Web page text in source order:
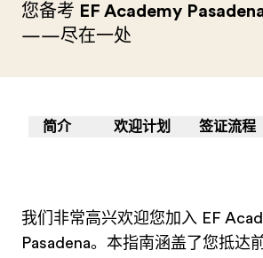
您备考 EF Academy
——尽在一处
简介 欢迎计划 签证流程
我们非常高兴欢迎您加入 EF
Pasadena。本指南涵盖了您抵达